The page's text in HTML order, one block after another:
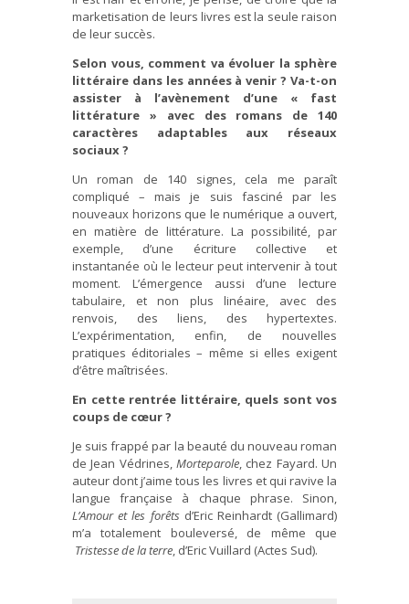
marketisation de leurs livres est la seule raison
de leur succès.
Selon vous, comment va évoluer la sphère
littéraire dans les années à venir ? Va-t-on
assister à l’avènement d’une « fast
littérature » avec des romans de 140
caractères adaptables aux réseaux
sociaux ?
Un roman de 140 signes, cela me paraît
compliqué – mais je suis fasciné par les
nouveaux horizons que le numérique a ouvert,
en matière de littérature. La possibilité, par
exemple, d’une écriture collective et
instantanée où le lecteur peut intervenir à tout
moment. L’émergence aussi d’une lecture
tabulaire, et non plus linéaire, avec des
renvois, des liens, des hypertextes.
L’expérimentation, enfin, de nouvelles
pratiques éditoriales – même si elles exigent
d’être maîtrisées.
En cette rentrée littéraire, quels sont vos
coups de cœur ?
Je suis frappé par la beauté du nouveau roman
de Jean Védrines, Morteparole, chez Fayard. Un
auteur dont j’aime tous les livres et qui ravive la
langue française à chaque phrase. Sinon,
L’Amour et les forêtsd’Eric Reinhardt (Gallimard)
m’a totalement bouleversé, de même que
Tristesse de la terre, d’Eric Vuillard (Actes Sud).